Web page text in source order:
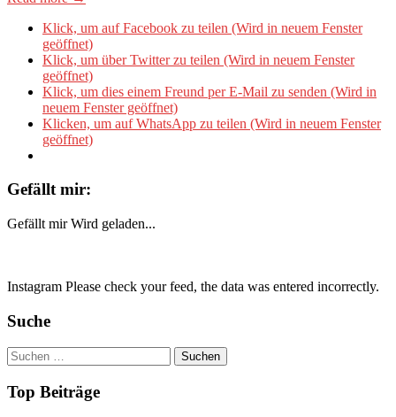
Klick, um auf Facebook zu teilen (Wird in neuem Fenster
geöffnet)
Klick, um über Twitter zu teilen (Wird in neuem Fenster
geöffnet)
Klick, um dies einem Freund per E-Mail zu senden (Wird in
neuem Fenster geöffnet)
Klicken, um auf WhatsApp zu teilen (Wird in neuem Fenster
geöffnet)
Gefällt mir:
Gefällt mir Wird geladen...
Instagram Please check your feed, the data was entered incorrectly.
Suche
Suchen
nach:
Top Beiträge